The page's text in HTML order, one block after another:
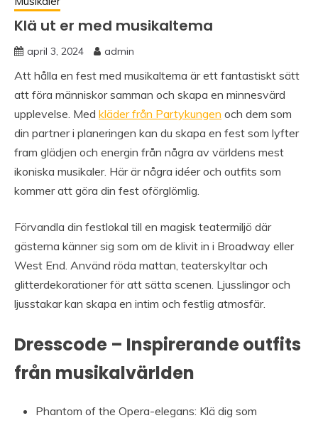
Klä ut er med musikaltema
april 3, 2024 admin
Att hålla en fest med musikaltema är ett fantastiskt sätt
att föra människor samman och skapa en minnesvärd
upplevelse. Med kläder från Partykungen och dem som
din partner i planeringen kan du skapa en fest som lyfter
fram glädjen och energin från några av världens mest
ikoniska musikaler. Här är några idéer och outfits som
kommer att göra din fest oförglömlig.
Förvandla din festlokal till en magisk teatermiljö där
gästerna känner sig som om de klivit in i Broadway eller
West End. Använd röda mattan, teaterskyltar och
glitterdekorationer för att sätta scenen. Ljusslingor och
ljusstakar kan skapa en intim och festlig atmosfär.
Dresscode – Inspirerande outfits
från musikalvärlden
Phantom of the Opera-elegans: Klä dig som